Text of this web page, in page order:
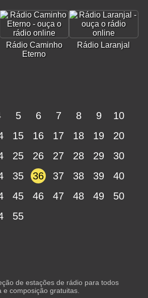
Rádio Caminho
Eterno
Rádio Laranjal
5 6 7 8 9
10
15 16 17 18 19
20
25 26 27 28 29
30
35 36 37 38 39
40
45 46 47 48 49
50
55
de estações de rádio para todos
e composição gratuitas.